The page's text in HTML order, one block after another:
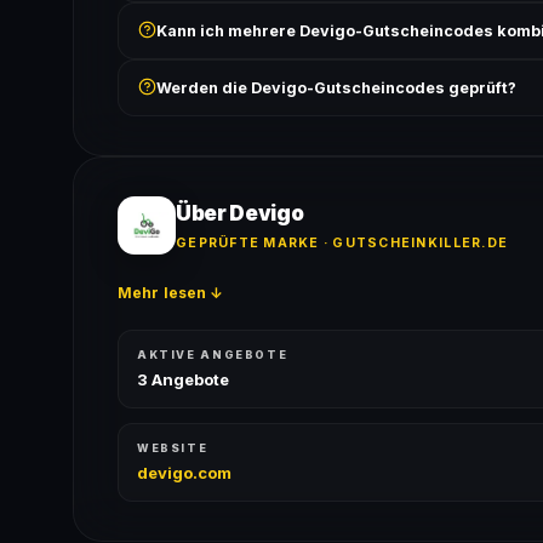
Bedingungen findest du unter „Details".
Kann ich mehrere Devigo-Gutscheincodes
ausgeschlossen, sofern die Angebotsbedingungen
Werden die Devigo-Gutscheincodes geprüft?
Über Devigo
GEPRÜFTE MARKE · GUTSCHEINKILLER.DE
Mehr lesen ↓
AKTIVE ANGEBOTE
3 Angebote
WEBSITE
devigo.com